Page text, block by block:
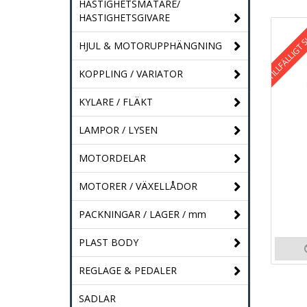
HASTIGHETSMÄTARE/
HASTIGHETSGIVARE
HJUL & MOTORUPPHÄNGNING
KOPPLING / VARIATOR
KYLARE / FLÄKT
LAMPOR / LYSEN
MOTORDELAR
MOTORER / VÄXELLÅDOR
PACKNINGAR / LAGER / mm
PLAST BODY
REGLAGE & PEDALER
SADLAR